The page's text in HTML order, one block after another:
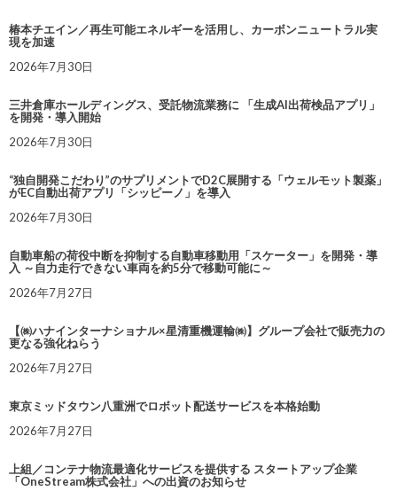
椿本チエイン／再生可能エネルギーを活用し、カーボンニュートラル実
現を加速
2026年7月30日
三井倉庫ホールディングス、受託物流業務に 「生成AI出荷検品アプリ」
を開発・導入開始
2026年7月30日
“独自開発こだわり”のサプリメントでD2C展開する「ウェルモット製薬」
がEC自動出荷アプリ「シッピーノ」を導入
2026年7月30日
自動車船の荷役中断を抑制する自動車移動用「スケーター」を開発・導
入 ～自力走行できない車両を約5分で移動可能に～
2026年7月27日
【㈱ハナインターナショナル×星清重機運輸㈱】グループ会社で販売力の
更なる強化ねらう
2026年7月27日
東京ミッドタウン八重洲でロボット配送サービスを本格始動
2026年7月27日
上組／コンテナ物流最適化サービスを提供する スタートアップ企業
「OneStream株式会社」への出資のお知らせ